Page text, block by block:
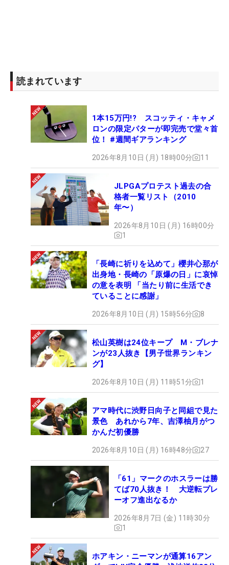
読まれています
1本15万円!? スコッティ・キャメ
ロンの限定パターが即完売で堂々首
位！ #週間ギアランキング
2026年8月10日 (月) 18時00分 11
JLPGAプロテスト過去の合
格者一覧リスト（2010
年〜）
2026年8月10日 (月) 16時00分
1
「長崎に祈りを込めて」櫻井心那が
出身地・長崎の「原爆の日」に哀悼
の意を表明 「当たり前に生活でき
ていることに感謝」
2026年8月10日 (月) 15時56分 8
松山英樹は24位キープ M・ブレナ
ンが23人抜き【男子世界ランキン
グ】
2026年8月10日 (月) 11時51分 1
アマ時代に渋野日向子と同組で見た
景色 あれから7年、吉澤柚月がつ
かんだ初優勝
2026年8月10日 (月) 16時48分 27
「61」マークのホスラーは勝
てば70人抜き！ 大逆転プレ
ーオフ進出なるか
2026年8月7日 (金) 11時30分
1
ホアキン・ニーマンが通算16アン